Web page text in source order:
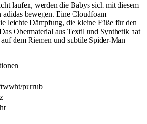
laufen, werden die Babys sich mit diesem
adidas bewegen. Eine Cloudfoam
leichte Dämpfung, die kleine Füße für den
Obermaterial aus Textil und Synthetik hat
dem Riemen und subtile Spider-Man
purrub